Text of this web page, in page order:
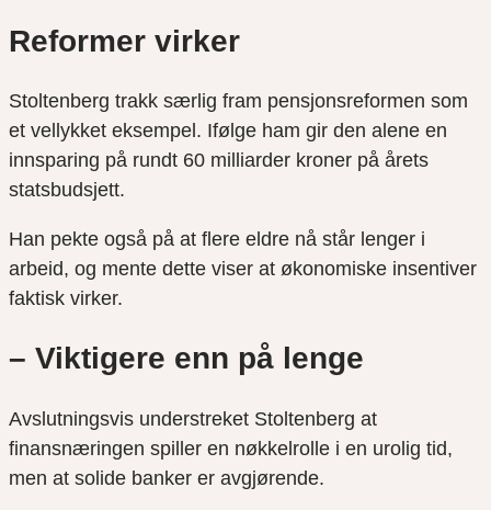
Reformer virker
Stoltenberg trakk særlig fram pensjonsreformen som
et vellykket eksempel. Ifølge ham gir den alene en
innsparing på rundt 60 milliarder kroner på årets
statsbudsjett.
Han pekte også på at flere eldre nå står lenger i
arbeid, og mente dette viser at økonomiske insentiver
faktisk virker.
– Viktigere enn på lenge
Avslutningsvis understreket Stoltenberg at
finansnæringen spiller en nøkkelrolle i en urolig tid,
men at solide banker er avgjørende.